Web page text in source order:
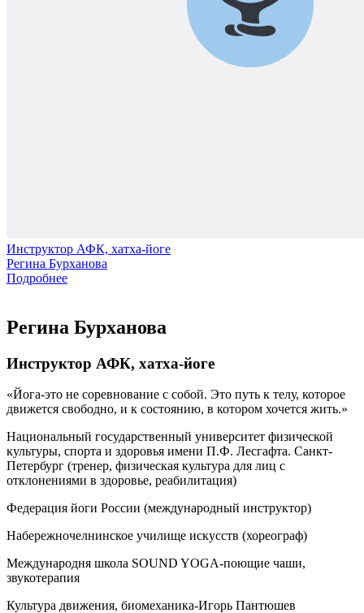
Инструктор АФК, хатха-йоге
Регина Бурханова
Подробнее
Регина Бурханова
Инструктор АФК, хатха-йоге
Йога-это не соревнование с собой. Это путь к телу, которое
движется свободно, и к состоянию, в котором хочется жить.
Национальный государственный университет физической
культуры, спорта и здоровья имени П.Ф. Лесгафта. Санкт-
Петербург (тренер, физическая культура для лиц с
отклонениями в здоровье, реабилитация)
Федерация йоги России (международный инструктор)
Набережночелнинское училище искусств (хореограф)
Международня школа SOUND YOGA-поющие чаши,
звукотерапия
Культура движения, биомеханика-Игорь Пантюшев